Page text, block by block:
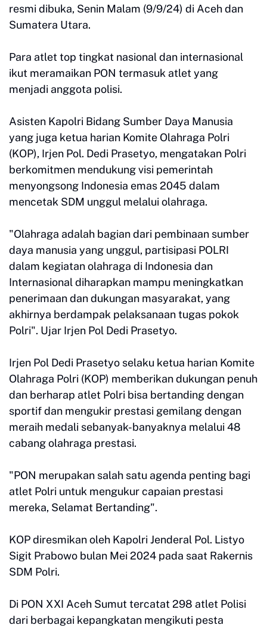
resmi dibuka, Senin Malam (9/9/24) di Aceh dan
Sumatera Utara.
Para atlet top tingkat nasional dan internasional
ikut meramaikan PON termasuk atlet yang
menjadi anggota polisi.
Asisten Kapolri Bidang Sumber Daya Manusia
yang juga ketua harian Komite Olahraga Polri
(KOP), Irjen Pol. Dedi Prasetyo, mengatakan Polri
berkomitmen mendukung visi pemerintah
menyongsong Indonesia emas 2045 dalam
mencetak SDM unggul melalui olahraga.
"Olahraga adalah bagian dari pembinaan sumber
daya manusia yang unggul, partisipasi POLRI
dalam kegiatan olahraga di Indonesia dan
Internasional diharapkan mampu meningkatkan
penerimaan dan dukungan masyarakat, yang
akhirnya berdampak pelaksanaan tugas pokok
Polri". Ujar Irjen Pol Dedi Prasetyo.
Irjen Pol Dedi Prasetyo selaku ketua harian Komite
Olahraga Polri (KOP) memberikan dukungan penuh
dan berharap atlet Polri bisa bertanding dengan
sportif dan mengukir prestasi gemilang dengan
meraih medali sebanyak-banyaknya melalui 48
cabang olahraga prestasi.
"PON merupakan salah satu agenda penting bagi
atlet Polri untuk mengukur capaian prestasi
mereka, Selamat Bertanding".
KOP diresmikan oleh Kapolri Jenderal Pol. Listyo
Sigit Prabowo bulan Mei 2024 pada saat Rakernis
SDM Polri.
Di PON XXI Aceh Sumut tercatat 298 atlet Polisi
dari berbagai kepangkatan mengikuti pesta